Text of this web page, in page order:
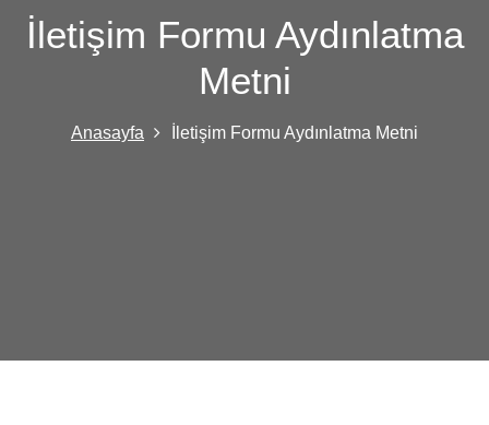
İletişim Formu Aydınlatma
Metni
Anasayfa İletişim Formu Aydınlatma Metni